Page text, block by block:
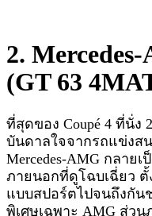
2.
(GT 63
ที่สุดของ Coupé 4 ที่นั่ง
บันดาลใจจากรถแข่งส
Mercedes-AMG กลาย
ภายนอกที่ดูโฉบเฉี่ยว
แบบสปอร์ตไปจนถึงกั
พิเศษเฉพาะ AMG ส่ว